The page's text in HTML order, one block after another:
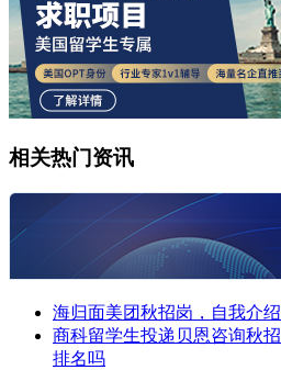
相关热门资讯
海归面美团秋招岗，自我介
商科留学生投递贝恩咨询秋
排名吗